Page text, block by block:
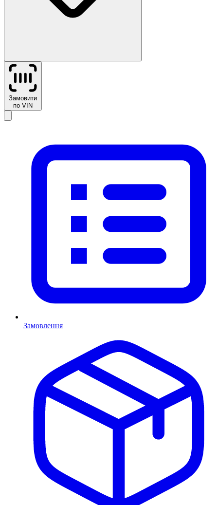
Замовити
по VIN
Замовлення